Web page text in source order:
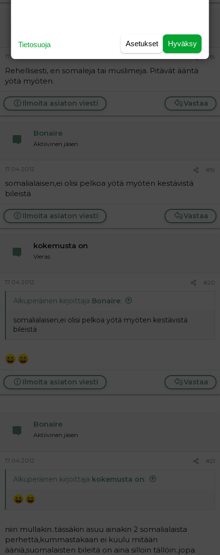
17.04.2012 #18
Rehellisesti, en somaleja tai muslimeja. Pitävät ääntä
yötä myöten.
Vastaa
Ilmoita asiaton viesti
Bonaire
Aktiivinen jäsen
17.04.2012 #19
somalialaisen,ei olisi pelkoa yötä myöten kestävistä
bileistä
Vastaa
Ilmoita asiaton viesti
kokemusta on
Vieras
17.04.2012 #20
Alkuperäinen kirjoittaja Bonaire:
somalialaisen,ei olisi pelkoa yötä myöten kestävistä
bileistä
Vastaa
Ilmoita asiaton viesti
Bonaire
Aktiivinen jäsen
17.04.2012 #21
Alkuperäinen kirjoittaja kokemusta on:
niin mullakin..tässäkin asuu ainakin 2 somalialaista
perhettä,kummastakaan ei kuulu mitään
ääniä,suomalaisten bileitä on aina silloin tällöin..jopa
Hyväksy
Asetukset
Tietosuoja